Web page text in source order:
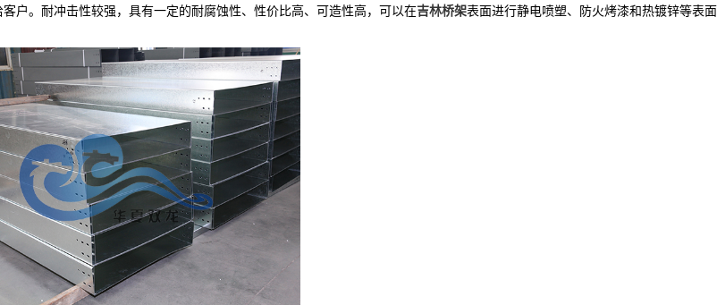
户。耐冲击性较强，具有一定的耐腐蚀性、性价比高、可造性高，可以在吉林桥架表面进行静电喷塑、防火烤漆和热镀锌等表面